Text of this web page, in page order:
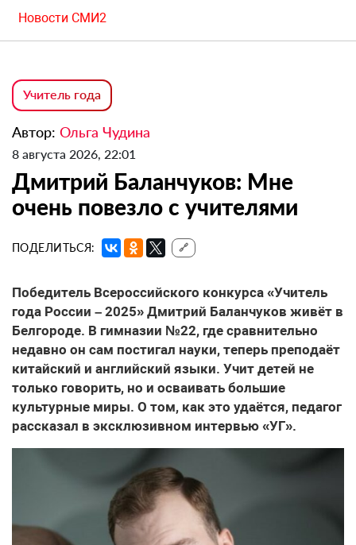
Новости СМИ2
Учитель года
Автор: Ольга Чудина
8 августа 2026, 22:01
Дмитрий Баланчуков: Мне
очень повезло с учителями
ПОДЕЛИТЬСЯ: 🔗
Победитель Всероссийского конкурса «Учитель
года России – 2025» Дмитрий Баланчуков живёт в
Белгороде. В гимназии №22, где сравнительно
недавно он сам постигал науки, теперь преподаёт
китайский и английский языки. Учит детей не
только говорить, но и осваивать большие
культурные миры. О том, как это удаётся, педагог
рассказал в эксклюзивном интервью «УГ».